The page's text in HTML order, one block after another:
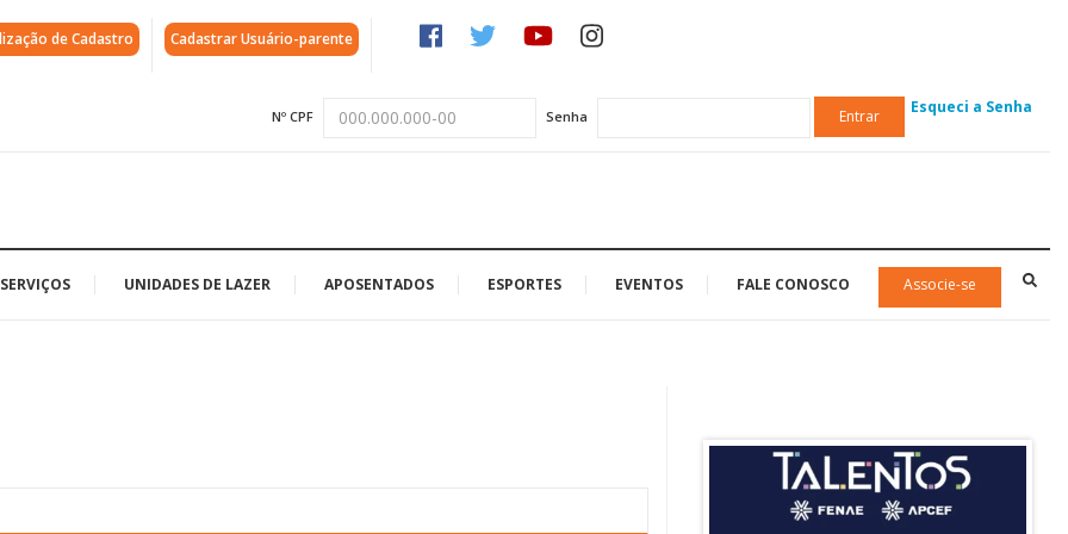
de Cadastro Cadastrar Usuário-parente
Nº CPF Senha Entrar Esqueci a Senha
SERVIÇOS UNIDADES DE LAZER APOSENTADOS ESPORTES EVENTOS FALE CONOSCO Associe-se